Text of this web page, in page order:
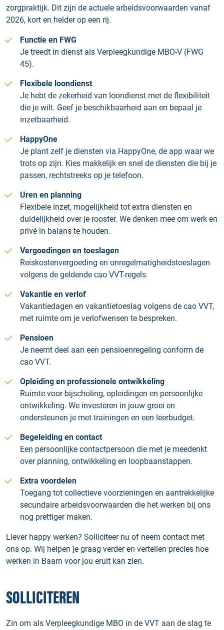
zorgpraktijk. Dit zijn de actuele arbeidsvoorwaarden vanaf
2026, kort en helder op een rij.
Functie en FWG
Je treedt in dienst als Verpleegkundige MBO-V (FWG
45).
Flexibele loondienst
Je hebt de zekerheid van loondienst met de flexibiliteit
die je wilt. Geef je beschikbaarheid aan en bepaal je
inzetbaarheid.
HappyOne
Je plant zelf je diensten via HappyOne, de app waar we
trots op zijn. Kies makkelijk en snel de diensten die bij je
passen, rechtstreeks op je telefoon.
Uren en planning
Flexibele inzet, mogelijkheid tot extra diensten en
duidelijkheid over je rooster. We denken mee om werk en
privé in balans te houden.
Vergoedingen en toeslagen
Reiskostenvergoeding en onregelmatigheidstoeslagen
volgens de geldende cao VVT-regels.
Vakantie en verlof
Vakantiedagen en vakantietoeslag volgens de cao VVT,
met ruimte om je verlofwensen te bespreken.
Pensioen
Je neemt deel aan een pensioenregeling conform de
cao VVT.
Opleiding en professionele ontwikkeling
Ruimte voor bijscholing, opleidingen en persoonlijke
ontwikkeling. We investeren in jouw groei en
ondersteunen je met trainingen en een leerbudget.
Begeleiding en contact
Een persoonlijke contactpersoon die met je meedenkt
over planning, ontwikkeling en loopbaanstappen.
Extra voordelen
Toegang tot collectieve voorzieningen en aantrekkelijke
secundaire arbeidsvoorwaarden die het werken bij ons
nog prettiger maken.
Liever happy werken? Solliciteer nu of neem contact met
ons op. Wij helpen je graag verder en vertellen precies hoe
werken in Baarn voor jou eruit kan zien.
SOLLICITEREN
Zin om als Verpleegkundige MBO in de VVT aan de slag te